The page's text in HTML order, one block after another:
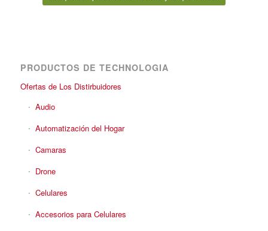
PRODUCTOS DE TECHNOLOGIA
Ofertas de Los Distirbuidores
Audio
Automatización del Hogar
Camaras
Drone
Celulares
Accesorios para Celulares